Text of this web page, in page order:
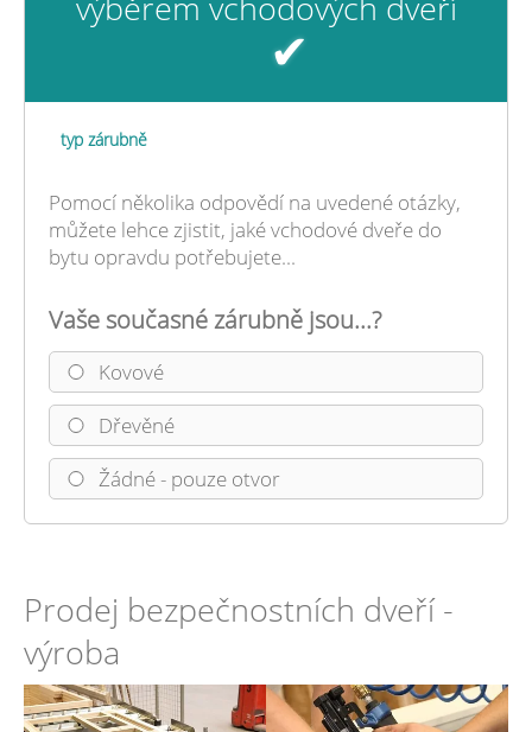
✔
typ zárubně
Pomocí několika odpovědí na uvedené otázky,
můžete lehce zjistit, jaké vchodové dveře do
bytu opravdu potřebujete...
Vaše současné zárubně jsou...?
Kovové
Dřevěné
Žádné - pouze otvor
Prodej bezpečnostních dveří -
výroba